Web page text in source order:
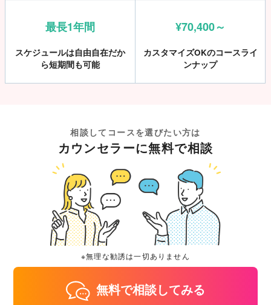
最長1年間
スケジュールは自由自在だか
ら短期間も可能
¥70,400～
カスタマイズOKのコースライ
ンナップ
相談してコースを選びたい方は
カウンセラーに無料で相談
※無理な勧誘は一切ありません
無料で相談してみる